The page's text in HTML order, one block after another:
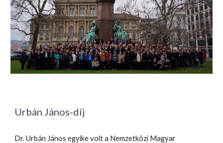
Urbán János-díj
Dr. Urbán János egyike volt a Nemzetközi Magyar